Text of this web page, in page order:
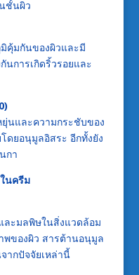
ชั้นผิว
คุ้มกันของผิวและมี
การเกิดริ้วรอยและ
นและความกระชับของ
ดยอนุมูลอิสระ อีกทั้งยัง
กา
นครีม
ละมลพิษในสิ่งแวดล้อม
พของผิว สารต้านอนุมูล
ากปัจจัยเหล่านี้